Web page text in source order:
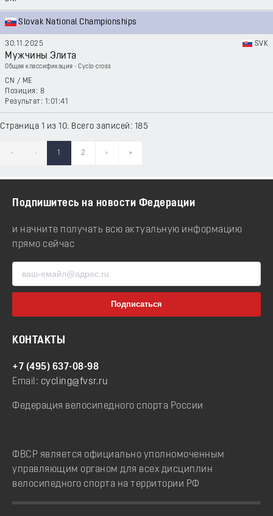
Slovak National Championships
30.11.2025 SVK
Мужчины Элита
Общая классификация - Cyclo-cross
CN / ME
8
1:01:41
Страница 1 из 10. Всего записей: 185
« ‹ 1 2 › »
Подпишитесь на новости Федерации
и начните получать всю актуальную информацию
прямо сейчас
КОНТАКТЫ
+7 (495) 637-08-98
Email: cycling@fvsr.ru
Федерация велосипедного спорта России
ФВСР является официально уполномоченным
управляющим органом для всех дисциплин
велосипедного спорта на территории РФ